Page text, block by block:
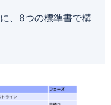
、8つの標準書で構